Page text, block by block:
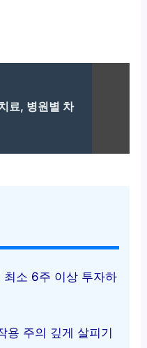
료, 병원별 차
최소 6주 이상 투자하
용 주의 깊게 살피기